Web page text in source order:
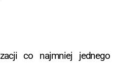
co najmniej